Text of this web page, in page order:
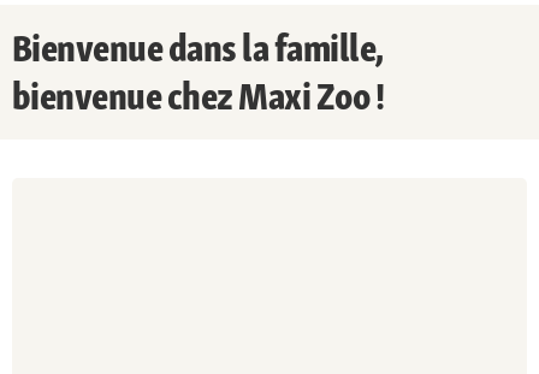
Bienvenue dans la famille,
bienvenue chez Maxi Zoo !